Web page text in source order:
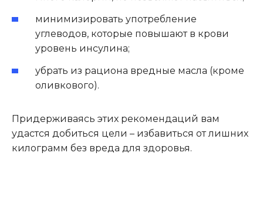
минимизировать употребление
углеводов, которые повышают в крови
уровень инсулина;
убрать из рациона вредные масла (кроме
оливкового).
Придерживаясь этих рекомендаций вам
удастся добиться цели – избавиться от лишних
килограмм без вреда для здоровья.